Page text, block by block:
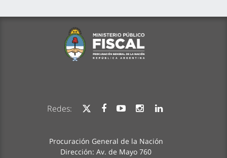
Redes:
Procuración General de la Nación
Dirección: Av. de Mayo 760